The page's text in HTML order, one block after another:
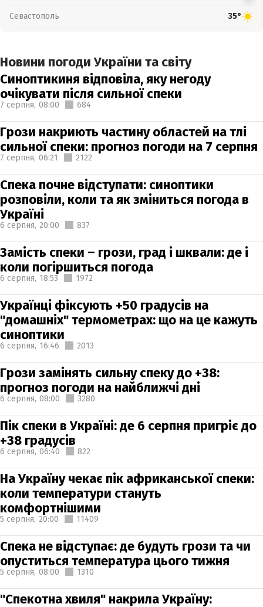
Севастополь 35°
Новини погоди України та світу
Синоптикиня відповіла, яку негоду
очікувати після сильної спеки
7 серпня, 08:00 684
Грози накриють частину областей на тлі
сильної спеки: прогноз погоди на 7 серпня
7 серпня, 06:21 2122
Спека почне відступати: синоптики
розповіли, коли та як зміниться погода в
Україні
6 серпня, 20:00 837
Замість спеки – грози, град і шквали: де і
коли погіршиться погода
6 серпня, 18:53 1972
Українці фіксують +50 градусів на
"домашніх" термометрах: що на це кажуть
синоптики
6 серпня, 16:46 2013
Грози замінять сильну спеку до +38:
прогноз погоди на найближчі дні
6 серпня, 08:00 3280
Пік спеки в Україні: де 6 серпня пригріє до
+38 градусів
6 серпня, 06:40 822
На Україну чекає пік африканської спеки:
коли температури стануть
комфортнішими
5 серпня, 20:00 11409
Спека не відступає: де будуть грози та чи
опуститься температура цього тижня
5 серпня, 08:00 1310
"Спекотна хвиля" накрила Україну: